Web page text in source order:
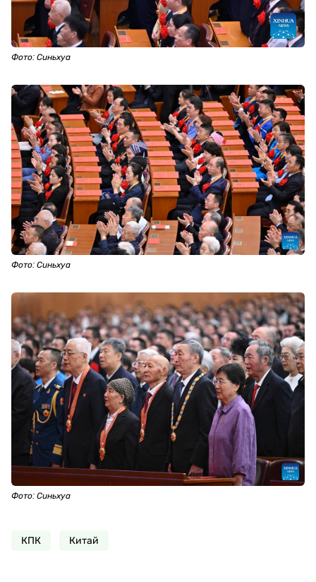
Фото: Синьхуа
Фото: Синьхуа
Фото: Синьхуа
КПК Китай